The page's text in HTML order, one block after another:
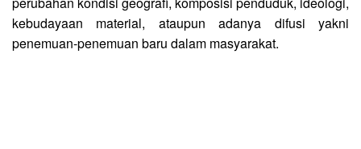
kebudayaan material, ataupun adanya difusi yakni
penemuan-penemuan baru dalam masyarakat.